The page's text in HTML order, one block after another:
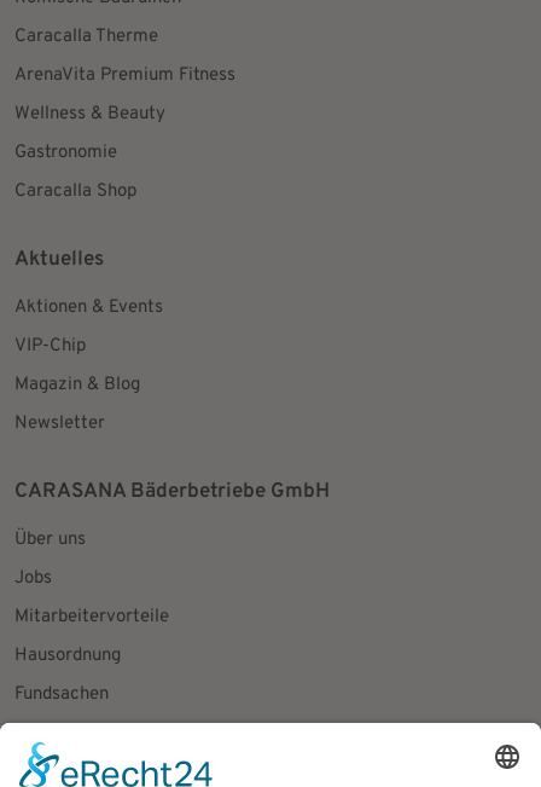
Caracalla Therme
ArenaVita Premium Fitness
Wellness & Beauty
Gastronomie
Caracalla Shop
Aktuelles
Aktionen & Events
VIP-Chip
Magazin & Blog
Newsletter
CARASANA Bäderbetriebe GmbH
Über uns
Jobs
Mitarbeitervorteile
Hausordnung
Fundsachen